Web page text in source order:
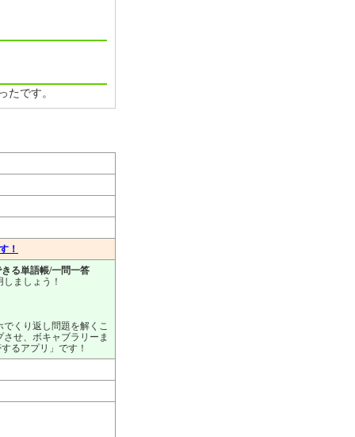
たです。
！
る単語帳/一問一答
ましょう！
くり返し問題を解くこ
せ、ボキャブラリーま
るアプリ」です！